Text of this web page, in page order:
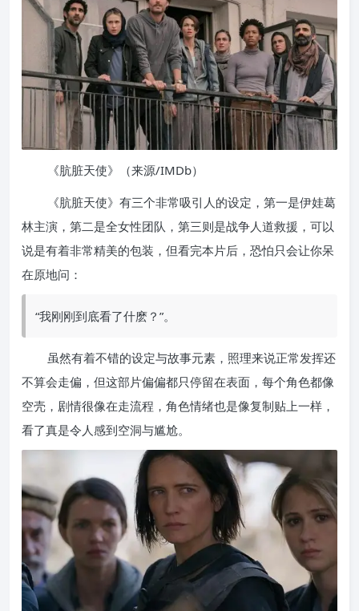
《肮脏天使》（来源/IMDb）
《肮脏天使》有三个非常吸引人的设定，第一是伊娃葛
林主演，第二是全女性团队，第三则是战争人道救援，可以
说是有着非常精美的包装，但看完本片后，恐怕只会让你呆
在原地问：
“我刚刚到底看了什麽？”。
虽然有着不错的设定与故事元素，照理来说正常发挥还
不算会走偏，但这部片偏偏都只停留在表面，每个角色都像
空壳，剧情很像在走流程，角色情绪也是像复制贴上一样，
看了真是令人感到空洞与尴尬。